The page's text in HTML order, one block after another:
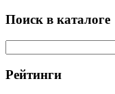
Поиск в каталоге
Рейтинги